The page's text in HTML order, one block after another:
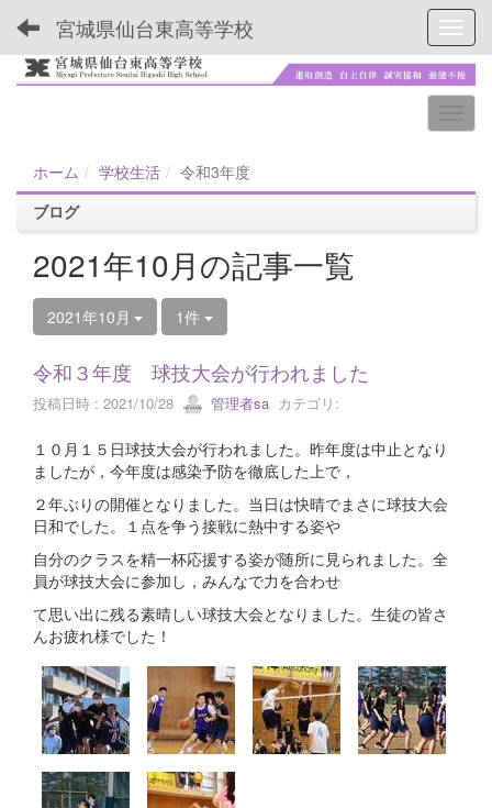
宮城県仙台東高等学校
ホーム 学校生活
令和3年度
ブログ
2021年10月の記事一覧
2021年10月 1件
令和３年度 球技大会が行われました
投稿日時 : 2021/10/28 管理者sa カテゴリ:
１０月１５日球技大会が行われました。昨年度は中止となり
ましたが，今年度は感染予防を徹底した上で，
２年ぶりの開催となりました。当日は快晴でまさに球技大会
日和でした。１点を争う接戦に熱中する姿や
自分のクラスを精一杯応援する姿が随所に見られました。全
員が球技大会に参加し，みんなで力を合わせ
て思い出に残る素晴しい球技大会となりました。生徒の皆さ
んお疲れ様でした！